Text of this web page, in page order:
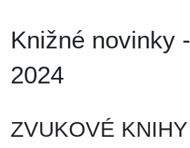
Knižné novinky
2024
ZVUKOVÉ